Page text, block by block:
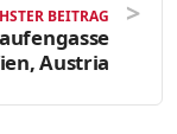
BEITRAG
Austria